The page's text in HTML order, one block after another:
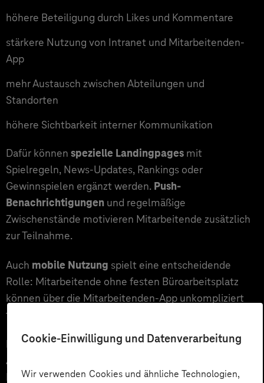
Cookie-Einwilligung und Datenverarbeitung
Wir verwenden Cookies und ähnliche Technologien,
höhere Beteiligung durch Likes und Kommentare
stärkere Nutzung von Intranet und Mitarbeitenden-
App
mehr Austausch zwischen Abteilungen und
Standorten
höhere Sichtbarkeit interner Kommunikation
Dafür können spezielle Landingpages mit
Spielregeln, News-Updates, Rankings oder
Gewinnspielen ergänzt werden. Push-
Benachrichtigungen und regelmäßige
Zwischenstände motivieren Mitarbeitende zusätzlich
zur Teilnahme.
Auch mobile Nutzung spielt eine entscheidende
Rolle: Mitarbeitende ohne festen Büroarbeitsplatz
können über die Mitarbeitenden-App unkompliziert
teilnehmen und bleiben so stärker eingebunden.
Der spielerische Ansatz außerhalb des
Arbeitskontextes macht digitale
Kommunikationsräume zugänglicher und stärkt